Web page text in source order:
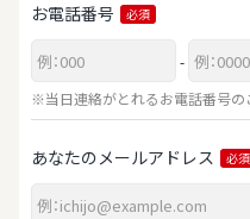
お電話番号 必須
-
※当日連絡がとれるお電話番号の
あなたのメールアドレス 必須